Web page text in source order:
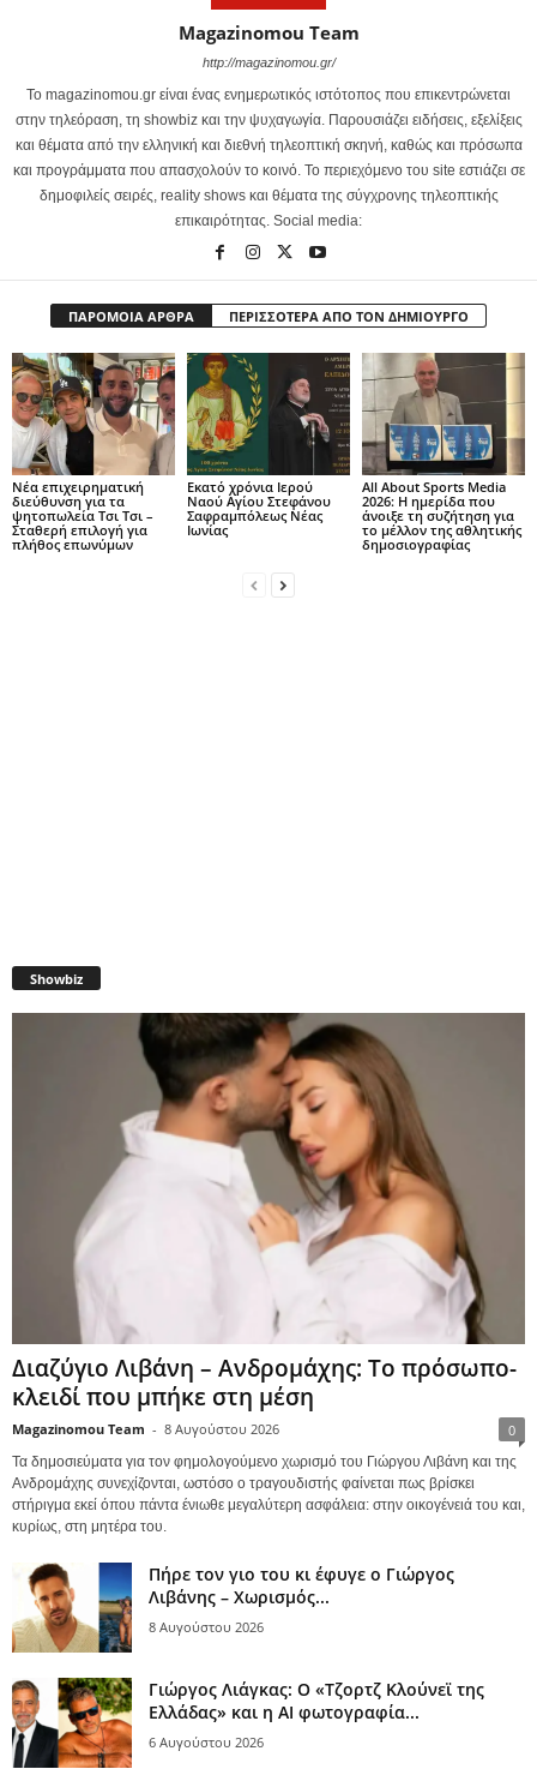
Magazinomou Team
http://magazinomou.gr/
Το magazinomou.gr είναι ένας ενημερωτικός ιστότοπος που επικεντρώνεται
στην τηλεόραση, τη showbiz και την ψυχαγωγία. Παρουσιάζει ειδήσεις, εξελίξεις
και θέματα από την ελληνική και διεθνή τηλεοπτική σκηνή, καθώς και πρόσωπα
και προγράμματα που απασχολούν το κοινό. Το περιεχόμενο του site εστιάζει σε
δημοφιλείς σειρές, reality shows και θέματα της σύγχρονης τηλεοπτικής
επικαιρότητας. Social media:
ΠΑΡΟΜΟΙΑ ΑΡΘΡΑ ΠΕΡΙΣΣΟΤΕΡΑ ΑΠΟ ΤΟΝ ΔΗΜΙΟΥΡΓΟ
Νέα επιχειρηματική
διεύθυνση για τα
ψητοπωλεία Τσι Τσι –
Σταθερή επιλογή για
πλήθος επωνύμων
Εκατό χρόνια Ιερού
Ναού Αγίου Στεφάνου
Σαφραμπόλεως Νέας
Ιωνίας
All About Sports Media
2026: Η ημερίδα που
άνοιξε τη συζήτηση για
το μέλλον της αθλητικής
δημοσιογραφίας
Showbiz
Διαζύγιο Λιβάνη – Ανδρομάχης: Το πρόσωπο-
κλειδί που μπήκε στη μέση
Magazinomou Team - 8 Αυγούστου 2026 0
Τα δημοσιεύματα για τον φημολογούμενο χωρισμό του Γιώργου Λιβάνη και της
Ανδρομάχης συνεχίζονται, ωστόσο ο τραγουδιστής φαίνεται πως βρίσκει
στήριγμα εκεί όπου πάντα ένιωθε μεγαλύτερη ασφάλεια: στην οικογένειά του και,
κυρίως, στη μητέρα του.
Πήρε τον γιο του κι έφυγε ο Γιώργος
Λιβάνης – Χωρισμός...
8 Αυγούστου 2026
Γιώργος Λιάγκας: Ο «Τζορτζ Κλούνεϊ της
Ελλάδας» και η AI φωτογραφία...
6 Αυγούστου 2026